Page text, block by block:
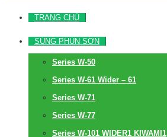
TRANG CHỦ
SÚNG PHUN SƠN
Series W-50
Series W-61 Wider – 61
Series W-71
Series W-77
Series W-101 WIDER1 KIWAMI1